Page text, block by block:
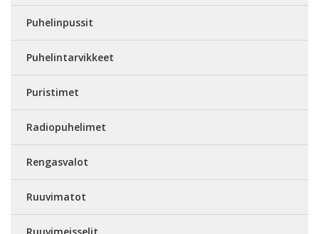
Puhelinpussit
Puhelintarvikkeet
Puristimet
Radiopuhelimet
Rengasvalot
Ruuvimatot